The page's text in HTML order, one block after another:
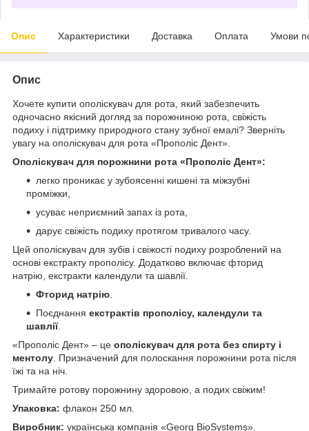
Опис Характеристики Доставка Оплата Умови
Опис
Хочете купити ополіскувач для рота, який забезпечить
одночасно якісний догляд за порожниною рота, свіжість
подиху і підтримку природного стану зубної емалі? Зверніть
увагу на ополіскувач для рота «Прополіс Дент».
Ополіскувач для порожнини рота «Прополіс Дент»:
легко проникає у зубоясенні кишені та міжзубні
проміжки,
усуває неприємний запах із рота,
дарує свіжість подиху протягом тривалого часу.
Цей ополіскувач для зубів і свіжості подиху розроблений на
основі екстракту прополісу. Додатково включає фторид
натрію, екстракти календули та шавлії.
Фторид натрію
Поєднання екстрактів прополісу, календули та
шавлії.
«Прополіс Дент» – це ополіскувач для рота без спирту і
ментолу . Призначений для полоскання порожнини рота після
їжі та на ніч.
Тримайте ротову порожнину здоровою, а подих свіжим!
Упаковка: флакон 250 мл.
Виробник: українська компанія «Georg BioSystems».